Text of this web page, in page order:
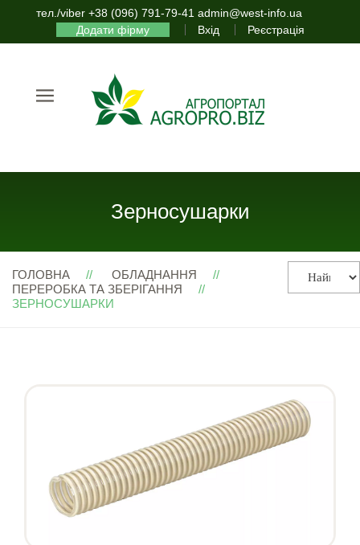
тел./viber +38 (096) 791-79-41 admin@west-info.ua
Додати фірму
Вхід Реєстрація
Зерносушарки
ГОЛОВНА
ОБЛАДНАННЯ
ПЕРЕРОБКА ТА ЗБЕРІГАННЯ
ЗЕРНОСУШАРКИ